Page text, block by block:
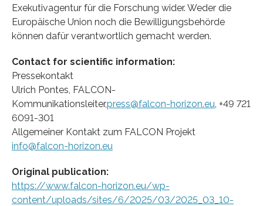
Exekutivagentur für die Forschung wider. Weder die
Europäische Union noch die Bewilligungsbehörde
können dafür verantwortlich gemacht werden.
Contact for scientific information:
Pressekontakt
Ulrich Pontes, FALCON-
Kommunikationsleiter,press@falcon-horizon.eu , +49 721
6091-301
Allgemeiner Kontakt zum FALCON Projekt
info@falcon-horizon.eu
Original publication:
https://www.falcon-horizon.eu/wp-
content/uploads/sites/6/2025/03/2025_03_10-